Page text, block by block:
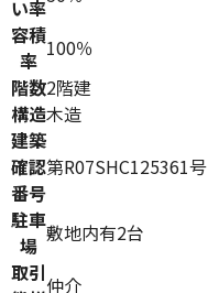
い率
容積
率 100％
階数2階建
構造木造
建築
確認
番号
第R07SHC125361号
駐車
場 敷地内有2台
取引仲介